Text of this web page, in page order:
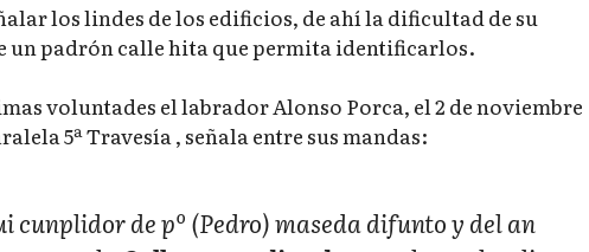
los lindes de los edificios, de ahí la dificultad de su
un padrón calle hita que permita identificarlos.
voluntades el labrador Alonso Porca, el 2 de noviembre
5ª Travesía , señala entre sus mandas:
cunplidor de pº (Pedro) maseda difunto y del an